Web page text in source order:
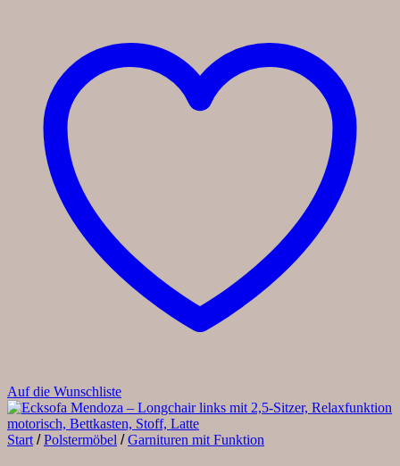
Auf die Wunschliste
Start / Polstermöbel / Garnituren mit Funktion